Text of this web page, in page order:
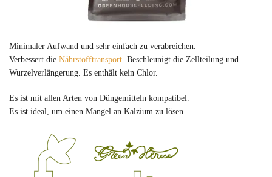
Minimaler Aufwand und sehr einfach zu verabreichen.
Verbessert die Nährstofftransport. Beschleunigt die Zellteilung und
Wurzelverlängerung. Es enthält kein Chlor.
Es ist mit allen Arten von Düngemitteln kompatibel.
Es ist ideal, um einen Mangel an Kalzium zu lösen.